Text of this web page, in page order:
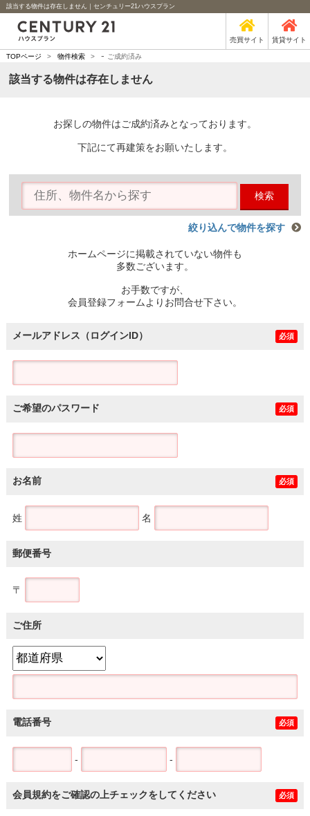
該当する物件は存在しません｜センチュリー21ハウスプラン
売買サイト 賃貸サイト
TOPページ > 物件検索 > - ご成約済み
該当する物件は存在しません
お探しの物件はご成約済みとなっております。
下記にて再建策をお願いたします。
検索
絞り込んで物件を探す
ホームページに掲載されていない物件も
多数ございます。
お手数ですが、
会員登録フォームよりお問合せ下さい。
メールアドレス（ログインID） 必須
ご希望のパスワード 必須
お名前 必須
姓 名
郵便番号
〒
ご住所
電話番号 必須
- -
会員規約をご確認の上チェックをしてください 必須